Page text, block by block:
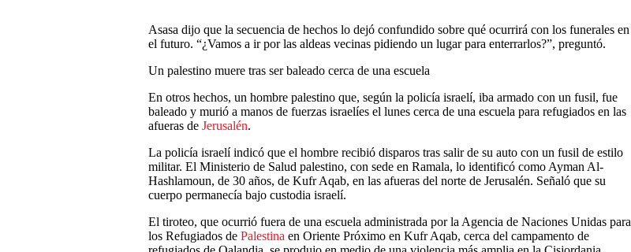
Asasa dijo que la secuencia de hechos lo dejó confundido sobre qué ocurrirá con los funerales en
el futuro. “¿Vamos a ir por las aldeas vecinas pidiendo un lugar para enterrarlos?”, preguntó.
Un palestino muere tras ser baleado cerca de una escuela
En otros hechos, un hombre palestino que, según la policía israelí, iba armado con un fusil, fue
baleado y murió a manos de fuerzas israelíes el lunes cerca de una escuela para refugiados en las
afueras de Jerusalén.
La policía israelí indicó que el hombre recibió disparos tras salir de su auto con un fusil de estilo
militar. El Ministerio de Salud palestino, con sede en Ramala, lo identificó como Ayman Al-
Hashlamoun, de 30 años, de Kufr Aqab, en las afueras del norte de Jerusalén. Señaló que su
cuerpo permanecía bajo custodia israelí.
El tiroteo, que ocurrió fuera de una escuela administrada por la Agencia de Naciones Unidas para
los Refugiados de Palestina en Oriente Próximo en Kufr Aqab, cerca del campamento de